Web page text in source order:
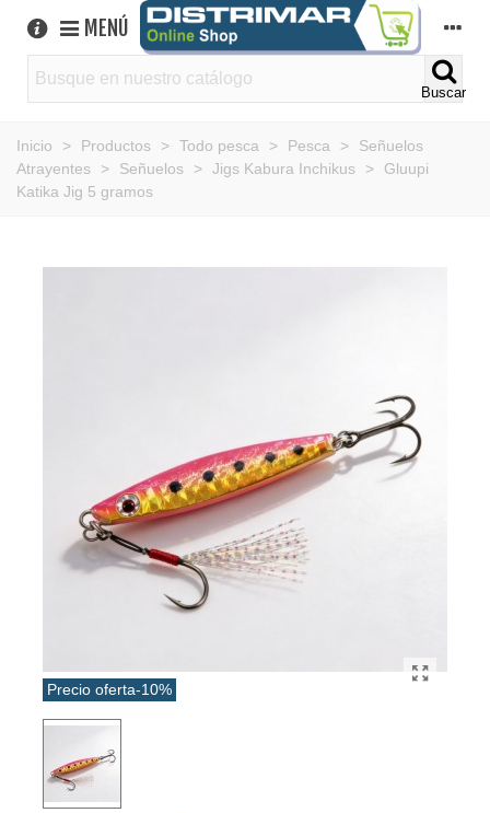
MENÚ
Buscar
Inicio > Productos > Todo pesca > Pesca >
Señuelos
Atrayentes
> Señuelos > Jigs Kabura Inchikus >
Gluupi
Katika Jig 5 gramos
Precio oferta-10%